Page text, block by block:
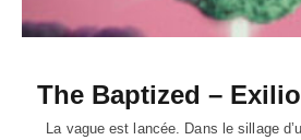
The Baptized –
La vague est lancée. Dans le sillage